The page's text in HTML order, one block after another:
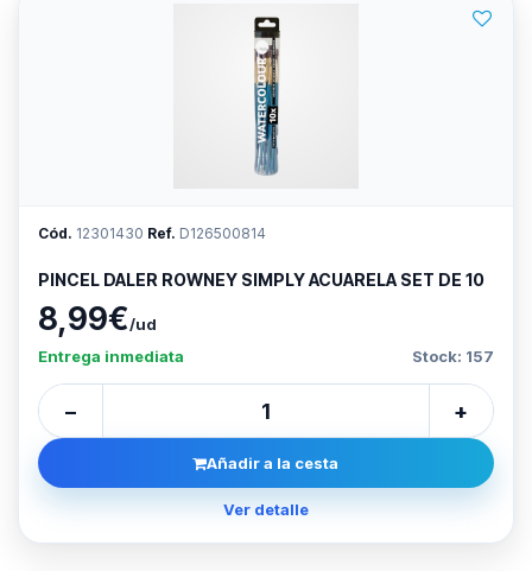
Cód. 12301430 Ref. D126500814
PINCEL DALER ROWNEY SIMPLY ACUARELA SET DE 10
8,99€/ud
Entrega inmediata
Stock: 157
− +
Añadir a la cesta
Ver detalle